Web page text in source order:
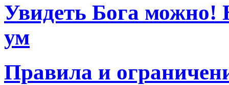
Увидеть Бога можно!
ум
Правила и